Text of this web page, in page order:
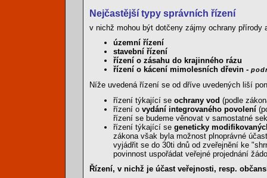
Nejčastější typy správních řízení
v nichž mohou být dotčeny zájmy ochrany přírody
územní řízení
stavební řízení
řízení o zásahu do krajinného rázu
řízení o kácení mimolesních dřevin -
Níže uvedená řízení se od dříve uvedených liší
řízení týkající se ochrany vod (podle
řízení o vydání integrovaného povolení
řízení se budeme věnovat v samostatné
řízení týkající se geneticky
zákona však byla možnost plnoprávné
vyjádřit se do 30ti dnů od zveřejnění ke
povinnost uspořádat veřejné projednání
Řízení, v nichž je účast veřejnosti, resp.